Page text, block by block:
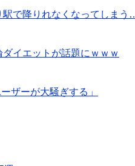
駅で降りれなくなってしま
イエットが話題にｗｗｗ
ザーが大騒ぎする」